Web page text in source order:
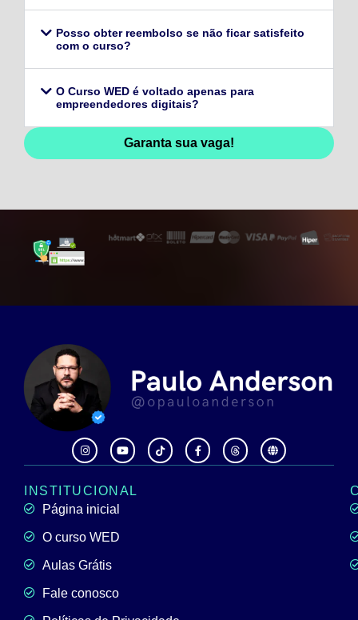
Posso obter reembolso se não ficar satisfeito
com o curso?
O Curso WED é voltado apenas para
empreendedores digitais?
Garanta sua vaga!
INSTITUCIONAL
Página inicial
O curso WED
Aulas Grátis
Fale conosco